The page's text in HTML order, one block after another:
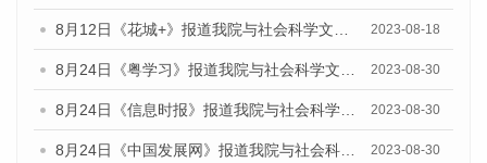
8月12日《花城+》报道我院与社会科学文献出版社联合发布的《广州蓝皮书：广州社会发展报告（2023）》视频采访 2023-08-18
8月24日《粤学习》报道我院与社会科学文献出版社联合发布《广州蓝皮书：广州文化产业发展报告（2023）》的媒体文章 2023-08-30
8月24日《信息时报》报道我院与社会科学文献出版社联合发布《广州蓝皮书：广州文化产业发展报告（2023）》的媒体文章 2023-08-30
8月24日《中国发展网》报道我院与社会科学文献出版社联合发布《广州蓝皮书：广州文化产业发展报告（2023）》的媒体文章 2023-08-30